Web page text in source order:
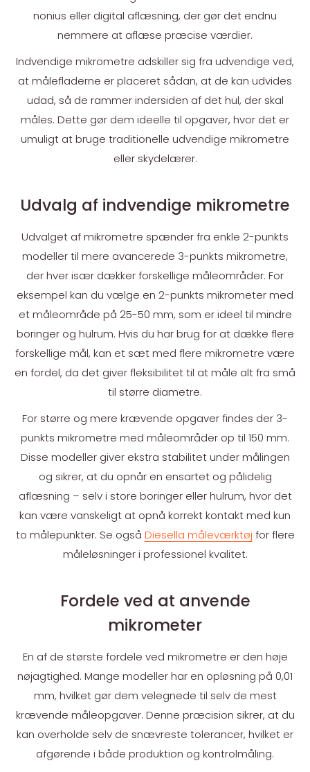
nonius eller digital aflæsning, der gør det endnu
nemmere at aflæse præcise værdier.
Indvendige mikrometre adskiller sig fra udvendige ved,
at målefladerne er placeret sådan, at de kan udvides
udad, så de rammer indersiden af det hul, der skal
måles. Dette gør dem ideelle til opgaver, hvor det er
umuligt at bruge traditionelle udvendige mikrometre
eller skydelærer.
Udvalg af indvendige mikrometre
Udvalget af mikrometre spænder fra enkle 2-punkts
modeller til mere avancerede 3-punkts mikrometre,
der hver især dækker forskellige måleområder. For
eksempel kan du vælge en 2-punkts mikrometer med
et måleområde på 25-50 mm, som er ideel til mindre
boringer og hulrum. Hvis du har brug for at dække flere
forskellige mål, kan et sæt med flere mikrometre være
en fordel, da det giver fleksibilitet til at måle alt fra små
til større diametre.
For større og mere krævende opgaver findes der 3-
punkts mikrometre med måleområder op til 150 mm.
Disse modeller giver ekstra stabilitet under målingen
og sikrer, at du opnår en ensartet og pålidelig
aflæsning – selv i store boringer eller hulrum, hvor det
kan være vanskeligt at opnå korrekt kontakt med kun
to målepunkter. Se også Diesella måleværktøj for flere
måleløsninger i professionel kvalitet.
Fordele ved at anvende
mikrometer
En af de største fordele ved mikrometre er den høje
nøjagtighed. Mange modeller har en opløsning på 0,01
mm, hvilket gør dem velegnede til selv de mest
krævende måleopgaver. Denne præcision sikrer, at du
kan overholde selv de snævreste tolerancer, hvilket er
afgørende i både produktion og kontrolmåling.